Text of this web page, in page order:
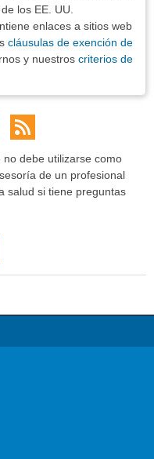
los EE. UU.
enlaces a sitios web
cláusulas de exención de
y nuestros criterios de
debe utilizarse como
de un profesional
salud si tiene preguntas